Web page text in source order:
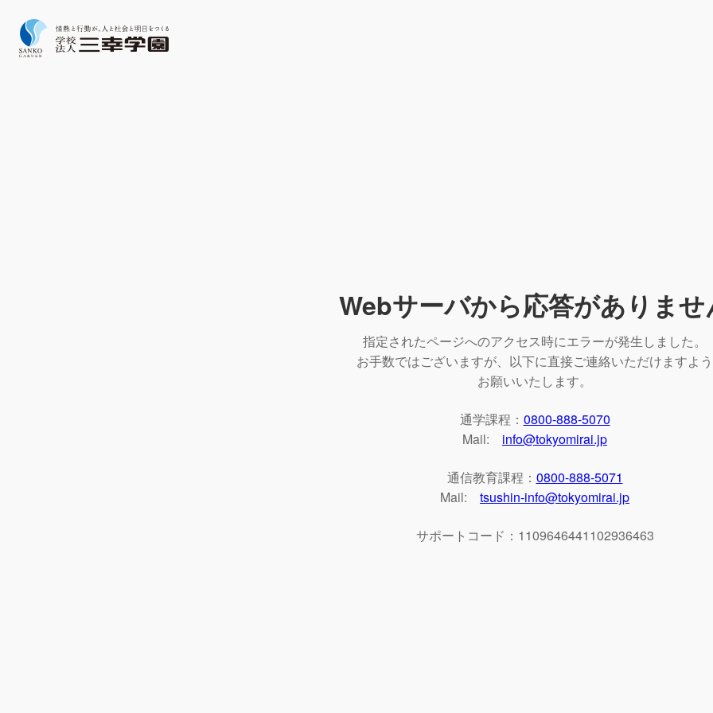
Webサーバから応答がありませ
指定されたページへのアクセス時にエラーが発生しました。
お手数ではございますが、以下に直接ご連絡いただけますよう
お願いいたします。
通学課程： 0800-888-5070
Mail: info@tokyomirai.jp
通信教育課程： 0800-888-5071
Mail: tsushin-info@tokyomirai.jp
サポートコード：1109646441102936463